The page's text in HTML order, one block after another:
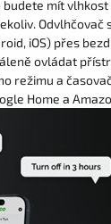
budete mít
Odvlhčovač
iOS) přes
ovládat
režimu a
Home a